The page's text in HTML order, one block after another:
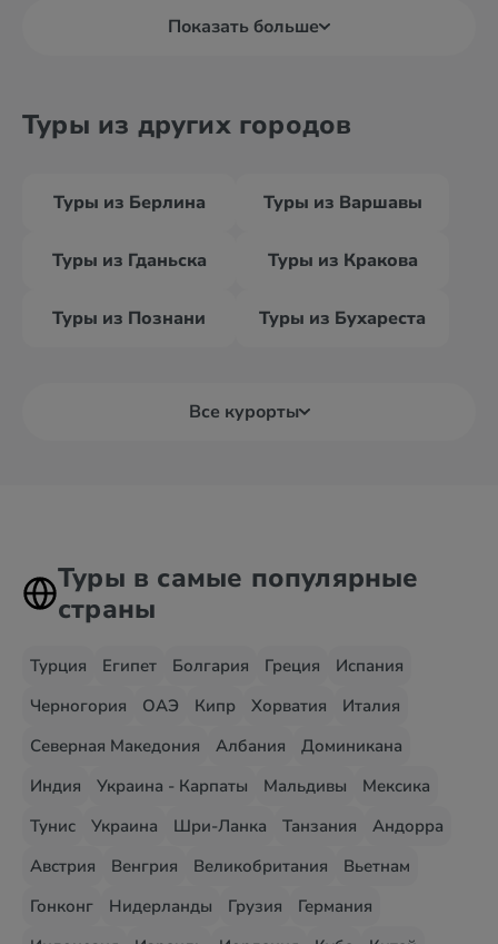
Показать больше
Туры из других городов
Туры из Берлина Туры из Варшавы
Туры из Гданьска Туры из Кракова
Туры из Познани Туры из Бухареста
Все курорты
Туры в самые популярные
страны
Турция Египет Болгария Греция
Испания
Черногория
ОАЭ Кипр Хорватия
Италия
Северная Македония
Албания
Доминикана
Индия
Украина - Карпаты Мальдивы
Мексика
Тунис
Украина Шри-Ланка Танзания
Андорра
Австрия
Венгрия Великобритания
Вьетнам
Гонконг
Нидерланды Грузия
Германия